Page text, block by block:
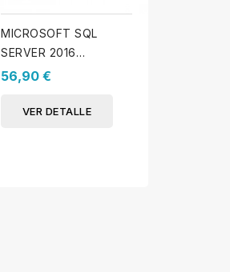
MICROSOFT SQL
SERVER 2016
ESTÁNDAR
56,90 €
VER DETALLE